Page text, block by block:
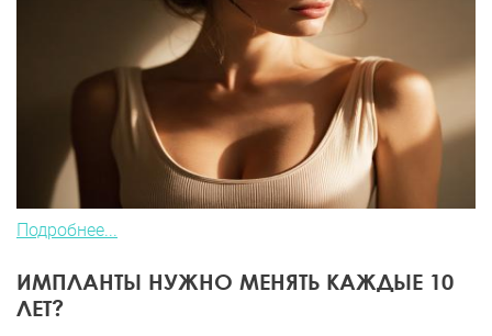
Подробнее...
ИМПЛАНТЫ НУЖНО МЕНЯТЬ КАЖДЫЕ 10
ЛЕТ?